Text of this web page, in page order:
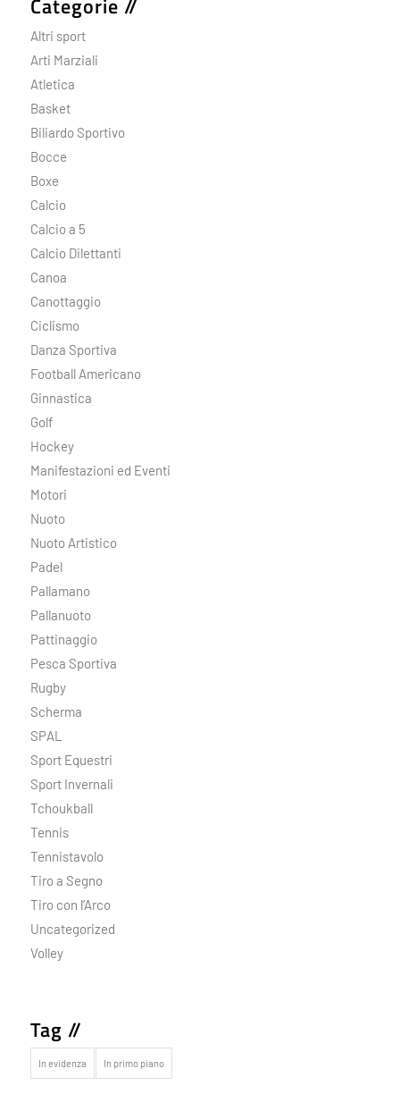
Altri sport
Arti Marziali
Atletica
Basket
Biliardo Sportivo
Bocce
Boxe
Calcio
Calcio a 5
Calcio Dilettanti
Canoa
Canottaggio
Ciclismo
Danza Sportiva
Football Americano
Ginnastica
Golf
Hockey
Manifestazioni ed Eventi
Motori
Nuoto
Nuoto Artistico
Padel
Pallamano
Pallanuoto
Pattinaggio
Pesca Sportiva
Rugby
Scherma
SPAL
Sport Equestri
Sport Invernali
Tchoukball
Tennis
Tennistavolo
Tiro a Segno
Tiro con l’Arco
Uncategorized
Volley
Tag //
In evidenza In primo piano